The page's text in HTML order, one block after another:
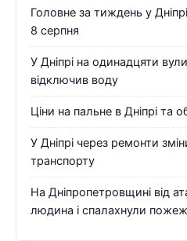
Головне за тиждень у
8 серпня
У Дніпрі на одинадцяти
відключив воду
Ціни на пальне в Дніпрі та
У Дніпрі через ремонти
транспорту
На Дніпропетровщині від
людина і спалахнули